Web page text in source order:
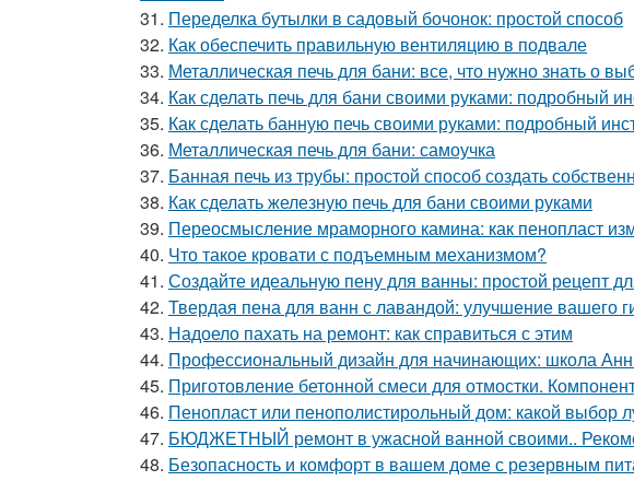
31. Переделка бутылки в садовый бочонок: простой способ
32. Как обеспечить правильную вентиляцию в подвале
33. Металлическая печь для бани: все, что нужно знать о
34. Как сделать печь для бани своими руками: подробный
35. Как сделать банную печь своими руками: подробный
36. Металлическая печь для бани: самоучка
37. Банная печь из трубы: простой способ создать
38. Как сделать железную печь для бани своими руками
39. Переосмысление мраморного камина: как пенопласт
40. Что такое кровати с подъемным механизмом?
41. Создайте идеальную пену для ванны: простой рецепт
42. Твердая пена для ванн с лавандой: улучшение вашего
43. Надоело пахать на ремонт: как справиться с этим
44. Профессиональный дизайн для начинающих: школа
45. Приготовление бетонной смеси для отмостки.
46. Пенопласт или пенополистирольный дом: какой выбор
47. БЮДЖЕТНЫЙ ремонт в ужасной ванной своими..
48. Безопасность и комфорт в вашем доме с резервным